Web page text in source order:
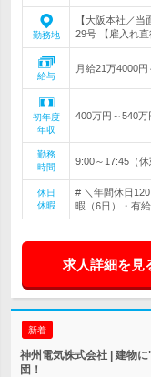
勤務地
【大阪本社／
29号 【雇入れ
給与
月給21万4000
初年度
年収
400万円～540万
勤務
時間
9:00～17:45（休
休日
休暇
# ＼年間休日
暇（6日）・有
求人詳細を見
新着
神州電気株式会社 | 建物
団！